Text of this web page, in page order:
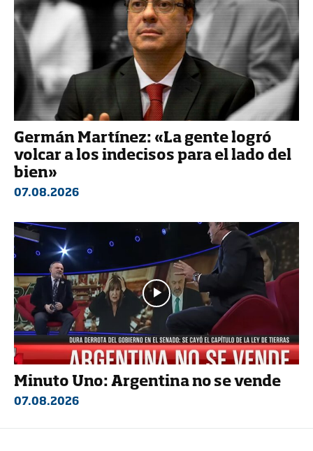
Germán Martínez: «La gente logró
volcar a los indecisos para el lado del
bien»
07.08.2026
Minuto Uno: Argentina no se vende
07.08.2026